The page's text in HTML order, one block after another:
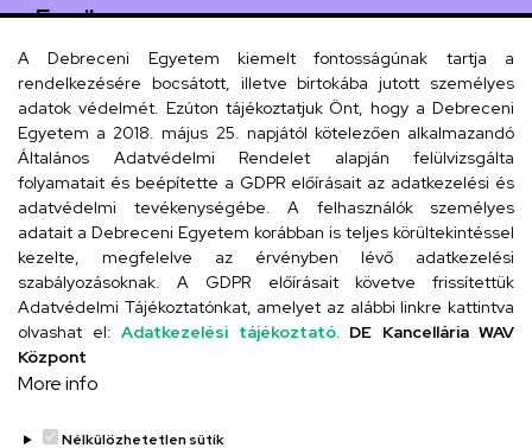
Email
iskola@kossuth-alt.unideb.hu
Cím
4024 Debrecen, Kossuth utca 33.
Szervezeti telefonkönyv
UD telefonkönyv
A Debreceni Egyetem kiemelt fontosságúnak tartja a
rendelkezésére bocsátott, illetve birtokába jutott személyes
adatok védelmét. Ezúton tájékoztatjuk Önt, hogy a Debreceni
Egyetem a 2018. május 25. napjától kötelezően alkalmazandó
Általános Adatvédelmi Rendelet alapján felülvizsgálta
folyamatait és beépítette a GDPR előírásait az adatkezelési és
adatvédelmi tevékenységébe. A felhasználók személyes
adatait a Debreceni Egyetem korábban is teljes körültekintéssel
kezelte, megfelelve az érvényben lévő adatkezelési
szabályozásoknak. A GDPR előírásait követve frissítettük
Adatvédelmi Tájékoztatónkat, amelyet az alábbi linkre kattintva
olvashat el: Adatkezelési tájékoztató. DE Kancellária WAV
Központ
More info
Nélkülözhetetlen sütik